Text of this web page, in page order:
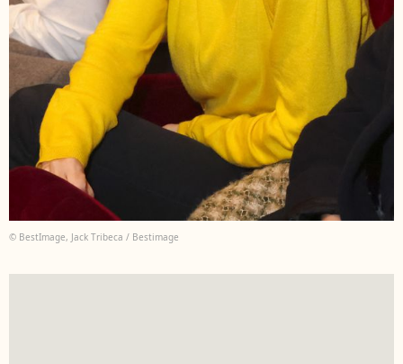
© BestImage, Jack Tribeca / Bestimage